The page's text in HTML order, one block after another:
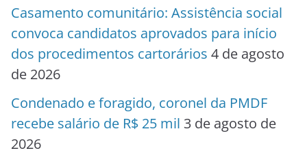
Casamento comunitário: Assistência social
convoca candidatos aprovados para início
dos procedimentos cartorários 4 de agosto
de 2026
Condenado e foragido, coronel da PMDF
recebe salário de R$ 25 mil 3 de agosto de
2026